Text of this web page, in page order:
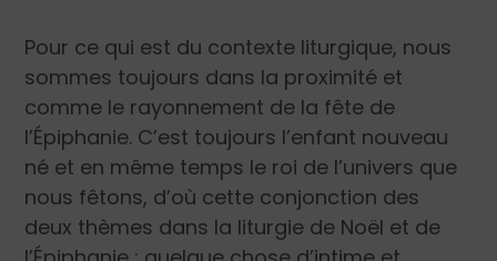
Pour ce qui est du contexte liturgique, nous
sommes toujours dans la proximité et
comme le rayonnement de la fête de
l’Épiphanie. C’est toujours l’enfant nouveau
né et en même temps le roi de l’univers que
nous fêtons, d’où cette conjonction des
deux thèmes dans la liturgie de Noël et de